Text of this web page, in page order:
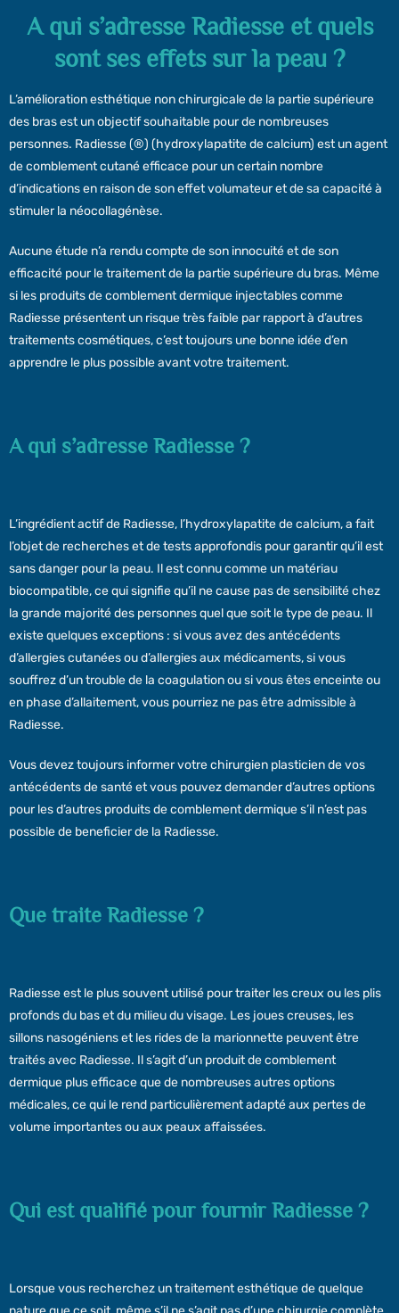
A qui s’adresse Radiesse et quels
sont ses effets sur la peau ?
L’amélioration esthétique non chirurgicale de la partie supérieure
des bras est un objectif souhaitable pour de nombreuses
personnes. Radiesse (®) (hydroxylapatite de calcium) est un agent
de comblement cutané efficace pour un certain nombre
d’indications en raison de son effet volumateur et de sa capacité à
stimuler la néocollagénèse.
Aucune étude n’a rendu compte de son innocuité et de son
efficacité pour le traitement de la partie supérieure du bras. Même
si les produits de comblement dermique injectables comme
Radiesse présentent un risque très faible par rapport à d’autres
traitements cosmétiques, c’est toujours une bonne idée d’en
apprendre le plus possible avant votre traitement.
A qui s’adresse Radiesse ?
L’ingrédient actif de Radiesse, l’hydroxylapatite de calcium, a fait
l’objet de recherches et de tests approfondis pour garantir qu’il est
sans danger pour la peau. Il est connu comme un matériau
biocompatible, ce qui signifie qu’il ne cause pas de sensibilité chez
la grande majorité des personnes quel que soit le type de peau. Il
existe quelques exceptions : si vous avez des antécédents
d’allergies cutanées ou d’allergies aux médicaments, si vous
souffrez d’un trouble de la coagulation ou si vous êtes enceinte ou
en phase d’allaitement, vous pourriez ne pas être admissible à
Radiesse.
Vous devez toujours informer votre chirurgien plasticien de vos
antécédents de santé et vous pouvez demander d’autres options
pour les d’autres produits de comblement dermique s’il n’est pas
possible de beneficier de la Radiesse.
Que traite Radiesse ?
Radiesse est le plus souvent utilisé pour traiter les creux ou les plis
profonds du bas et du milieu du visage. Les joues creuses, les
sillons nasogéniens et les rides de la marionnette peuvent être
traités avec Radiesse. Il s’agit d’un produit de comblement
dermique plus efficace que de nombreuses autres options
médicales, ce qui le rend particulièrement adapté aux pertes de
volume importantes ou aux peaux affaissées.
Qui est qualifié pour fournir Radiesse ?
Lorsque vous recherchez un traitement esthétique de quelque